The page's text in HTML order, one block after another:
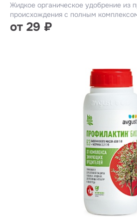
Жидкое органическое удобрение из
происхождения с полным
от 29 ₽